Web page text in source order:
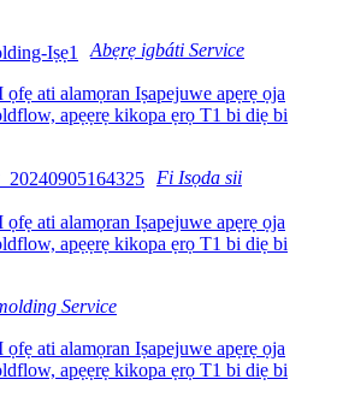
Abẹrẹ igbáti Service
ati alamọran Iṣapejuwe apẹrẹ ọja
apẹẹrẹ kikopa ẹrọ T1 bi diẹ bi
Fi Isọda sii
ati alamọran Iṣapejuwe apẹrẹ ọja
apẹẹrẹ kikopa ẹrọ T1 bi diẹ bi
Service
ati alamọran Iṣapejuwe apẹrẹ ọja
apẹẹrẹ kikopa ẹrọ T1 bi diẹ bi